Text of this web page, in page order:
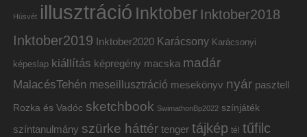
Húsvét illusztráció Inktober Inktober2018
Inktober2019 Inktober2020 Karácsony Karácsonyi
képeslap kiállítás képregény macska madár
MalacésTehén meseillusztráció mesekönyv nyár pasztell
Rozka és Vadóc sketchbook SwimathonBp2022 színjáték
színtanulmány szürke háttér tenger tájkép tél tűfilc